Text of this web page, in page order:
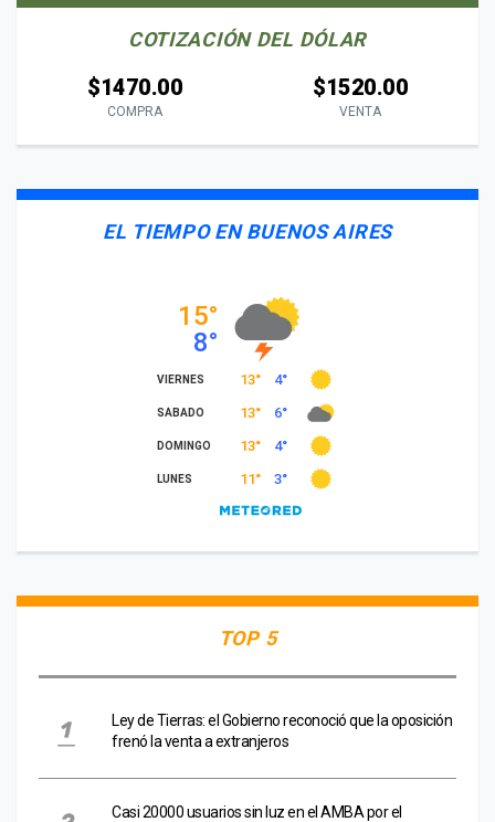
COTIZACIÓN DEL DÓLAR
$1470.00
COMPRA
$1520.00
VENTA
EL TIEMPO EN BUENOS AIRES
TOP 5
Ley de Tierras: el Gobierno reconoció que la oposición
frenó la venta a extranjeros
Casi 20000 usuarios sin luz en el AMBA por el